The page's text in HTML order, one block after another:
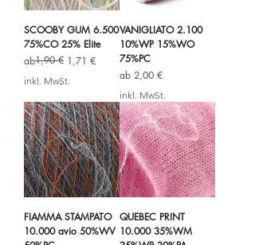
SCOOBY GUM 6.500
75%CO 25% Elite
ab
Standardpreis
1,90 € 1,71 €
Sale-Preis
inkl. MwSt.
VANIGLIATO 2.100
10%WP 15%WO
75%PC
ab 2,00 €
Sale-Preis
inkl. MwSt.
FIAMMA STAMPATO
10.000 avio 50%WV
QUEBEC PRINT
10.000 35%WM